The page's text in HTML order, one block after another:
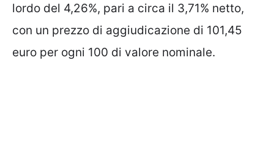
lordo del 4,26%, pari a circa il 3,71% netto,
con un prezzo di aggiudicazione di 101,45
euro per ogni 100 di valore nominale.